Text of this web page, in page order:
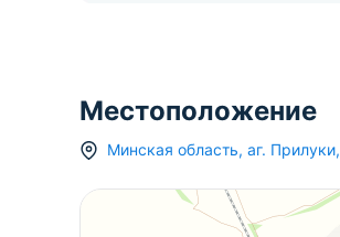
Местоположение
Минская область, аг. Прилуки,